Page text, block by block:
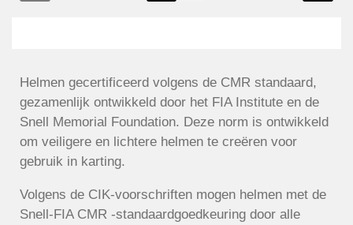
Helmen gecertificeerd volgens de CMR standaard,
gezamenlijk ontwikkeld door het FIA Institute en de
Snell Memorial Foundation. Deze norm is ontwikkeld
om veiligere en lichtere helmen te creëren voor
gebruik in karting.
Volgens de CIK-voorschriften mogen helmen met de
Snell-FIA CMR -standaardgoedkeuring door alle